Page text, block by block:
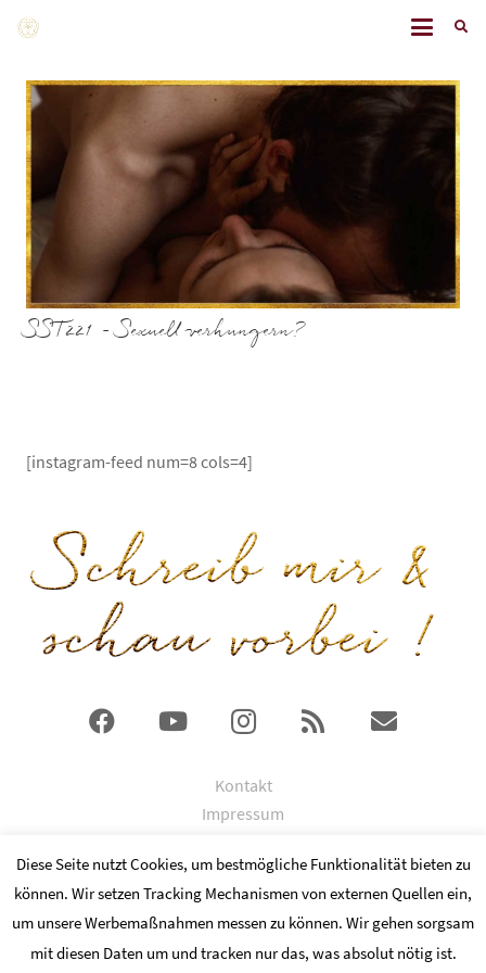
SST221 – Sexuell verhungern?
[instagram-feed num=8 cols=4]
Kontakt
Impressum
© 2024 Copyright by Kathrin Ismaier
Fotocredits an
Diese Seite nutzt Cookies, um bestmögliche Funktionalität bieten zu
können. Wir setzen Tracking Mechanismen von externen Quellen ein,
um unsere Werbemaßnahmen messen zu können. Wir gehen sorgsam
mit diesen Daten um und tracken nur das, was absolut nötig ist.